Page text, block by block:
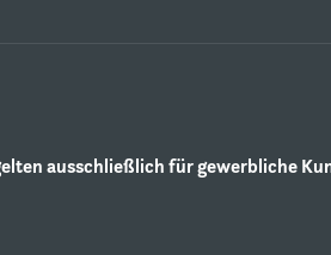
ausschließlich für gewerbliche